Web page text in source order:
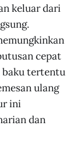
keluar dari
cepat
baku tertentu
ulang
ini
dan